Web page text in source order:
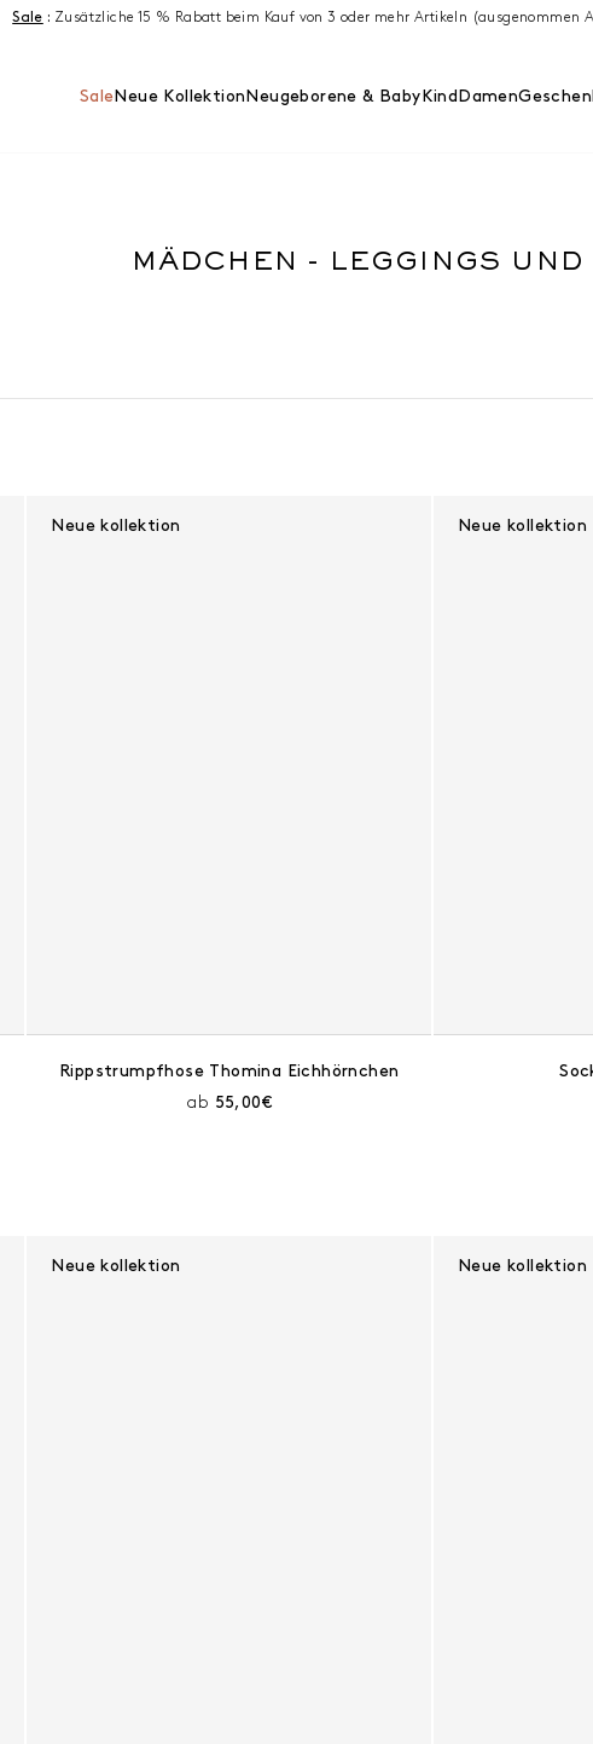
Sale : Zusätzliche 15 % Rabatt beim Kauf von 3 oder mehr Artikeln (ausgenommen
Sale Neue Kollektion Neugeborene & Baby Kind Damen
MÄDCHEN - LEGGINGS UND
Neue kollektion
Rippstrumpfhose Thomina Eichhörnchen
ab Aktueller Preis:
55,00€
Neue kollektion
Neue kollektion Neue kollektion